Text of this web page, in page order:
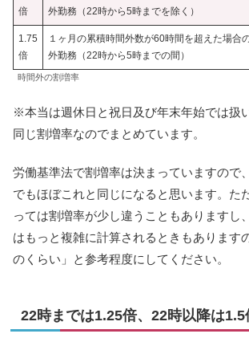
倍
外勤務（22時から5時までを除く）
1.75
倍
１ヶ月の累積時間外数が60時間を超えた場合
外勤務（22時から5時までの間）
時間外の割増率
※本当は週休日と祝日及び年末年始では扱
同じ割増率なのでまとめています。
労働基準法で割増率は決まっていますので
でもほぼこれと同じになると思います。た
っては割増率が少し違うこともありますし
はもっと複雑に計算されるときもあります
のくらい」と参考程度にしてください。
22時までは1.25倍、22時以降は1.5